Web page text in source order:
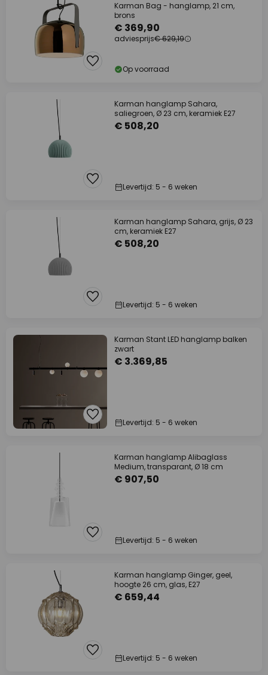
Karman Bag - hanglamp, 21 cm,
brons
€ 369,90
adviesprijs€ 629,19
Op voorraad
Karman hanglamp Sahara,
saliegroen, Ø 23 cm, keramiek E27
€ 508,20
Levertijd: 5 - 6 weken
Karman hanglamp Sahara, grijs, Ø 23
cm, keramiek E27
€ 508,20
Levertijd: 5 - 6 weken
Karman Stant LED hanglamp balken
zwart
€ 3.369,85
Levertijd: 5 - 6 weken
Karman hanglamp Alibaglass
Medium, transparant, Ø 18 cm
€ 907,50
Levertijd: 5 - 6 weken
Karman hanglamp Ginger, geel,
hoogte 26 cm, glas, E27
€ 659,44
Levertijd: 5 - 6 weken